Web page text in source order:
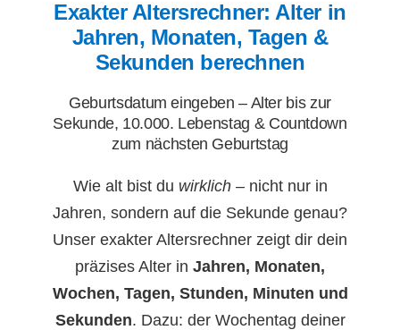
Exakter Altersrechner: Alter in
Jahren, Monaten, Tagen &
Sekunden berechnen
Geburtsdatum eingeben – Alter bis zur
Sekunde, 10.000. Lebenstag & Countdown
zum nächsten Geburtstag
Wie alt bist du wirklich– nicht nur in
Jahren, sondern auf die Sekunde genau?
Unser exakter Altersrechner zeigt dir dein
präzises Alter in Jahren, Monaten,
Wochen, Tagen, Stunden, Minuten und
Sekunden. Dazu: der Wochentag deiner